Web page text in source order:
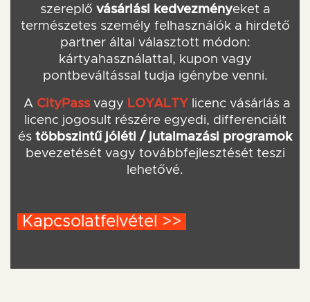
szereplő vásárlási kedvezményeket a
természetes személy felhasználók a hirdető
partner által választott módon:
kártyahasználattal, kupon vagy
pontbeváltással tudja igénybe venni.
A CityPassvagy LOYALTYlicenc vásárlás a
licenc jogosult részére egyedi, differenciált
és többszintű jóléti / jutalmazási programok
bevezetését vagy továbbfejlesztését teszi
lehetővé.
Kapcsolatfelvétel >>